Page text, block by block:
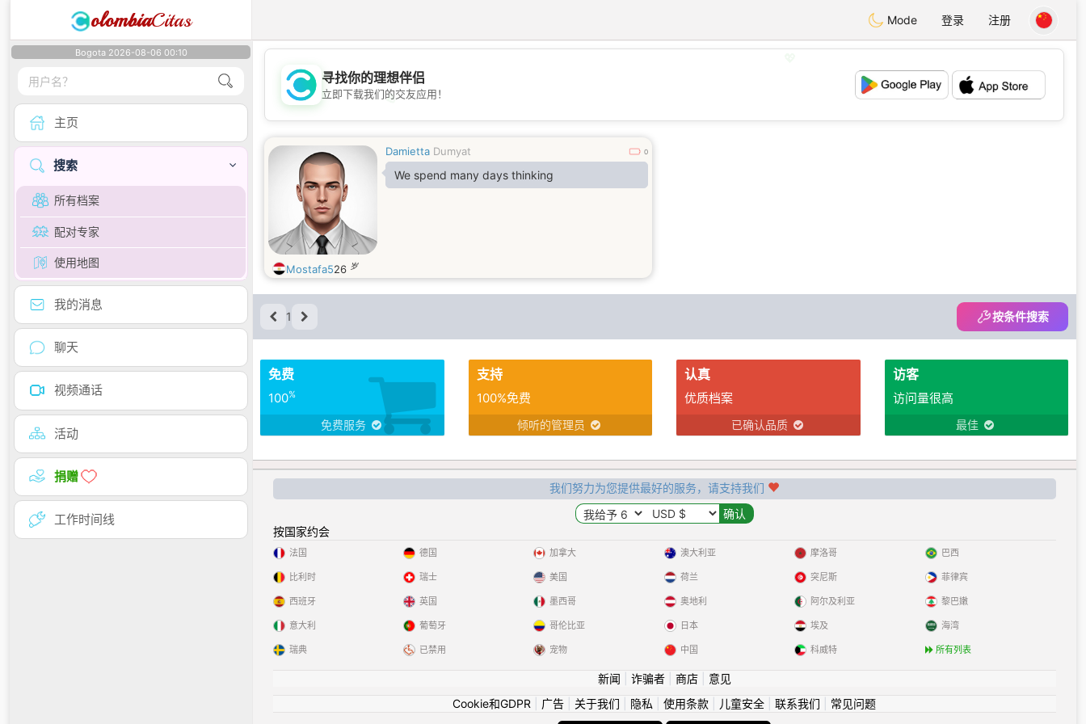
olombiaCitas Mode 登录 注册
Bogota 2026-08-06 00:10
主页
搜索
所有档案
配对专家
使用地图
我的消息
聊天
视频通话
活动
捐赠
工作时间线
💖
💕
寻找你的理想伴侣
立即下载我们的交友应用！
Damietta Dumyat 0
We spend many days thinking
Mostafa526 岁
1 按条件搜索
免费
100%
免费服务
支持
100%免费
倾听的管理员
认真
优质档案
已确认品质
访客
访问量很高
最佳
我们努力为您提供最好的服务，请支持我们
按国家约会
法国
比利时
西班牙
意大利
瑞典
德国
瑞士
英国
葡萄牙
已禁用
加拿大
美国
墨西哥
哥伦比亚
宠物
澳大利亚
荷兰
奥地利
日本
中国
摩洛哥
突尼斯
阿尔及利亚
埃及
科威特
巴西
菲律宾
黎巴嫩
海湾
所有列表
新闻 诈骗者| 商店| 意见
Cookie和GDPR
广告 关于我们 隐私 使用条款 儿童安全 联系我们 常见问题